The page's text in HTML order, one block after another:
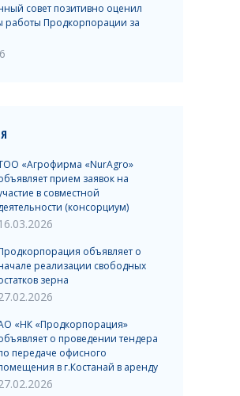
совет позитивно оценил
работы Продкорпорации за
«Агрофирма «NurAgro»
прием заявок на
в совместной
(консорциум)
объявляет о
реализации свободных
зерна
«НК «Продкорпорация»
о проведении тендера
передаче офисного
в г.Костанай в аренду